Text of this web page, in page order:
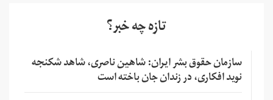
تازه چه خبر؟
سازمان حقوق بشر ایران: شاهین ناصری، شاهد شکنجه
نوید افکاری، در زندان جان باخته است